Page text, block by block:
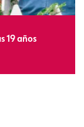
19 años